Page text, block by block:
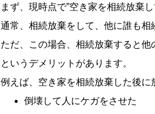
まず、現時点で”空き家を相続放棄
通常、相続放棄をして、他に誰も相
ただ、この場合、相続放棄すると
というデメリットがあります。
例えば、空き家を相続放棄した後に
倒壊して人にケガをさせた